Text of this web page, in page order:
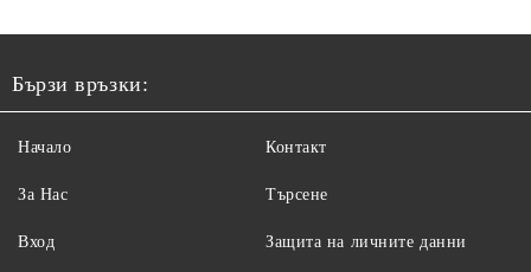
Бързи връзки:
Начало
За Нас
Вход
Контакт
Търсене
Защита на личните данни